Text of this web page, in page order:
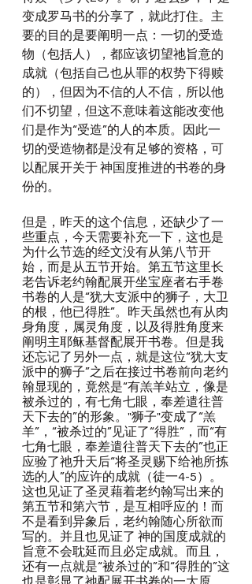
变成罗马书的分享了，就此打住。主
要的目的是要阐明一点：一切的受造
物（包括人），都应该切望祂旨意的
成就（包括自己也从罪的权势下得赎
的），但因为不信的人不信，所以他
们不切望，但这不意味着这能改变他
们是作为“受造”的人的本质。因此一
切的受造物都是没有足够的资格，可
以配展开关于 神国度推进的书卷的身
份的。
但是，昨天的这个信息，还缺少了一
些重点，今天需要补充一下，这也是
为什么节选的经文没有从第八节开
始，而是从五节开始。第五节这里长
老告诉老约翰配展开坐宝座者右手卷
书卷的人是“犹大支派中的狮子，大卫
的根，他已得胜”。昨天虽然也有从肉
身角度，属灵角度，以及得胜角度来
阐明主耶稣基督配展开书卷。但是我
还忘记了另外一点，就是这位“犹大支
派中的狮子”之后在接过书卷前向老约
翰显现的，竟然是“有羔羊站立，像是
被杀过的，有七角七眼，奉差遣往普
天下去的”的形象。"狮子"变成了“羔
羊”，“被杀过的”见证了“得胜”，而“有
七角七眼，奉差遣往普天下去的”也正
应验了祂升天后“将圣灵赐下给祂所拣
选的人”的应许的成就（徒一4-5）。
这也见证了圣灵藉着老约翰写出来的
第五节和第六节，是互相呼应的！而
不是看到异象后，老约翰随心所欲而
写的。并且也见证了 神的国度成就的
旨意不会耽延而且必定成就。而且，
还有一点就是“被杀过的”和“得胜的”这